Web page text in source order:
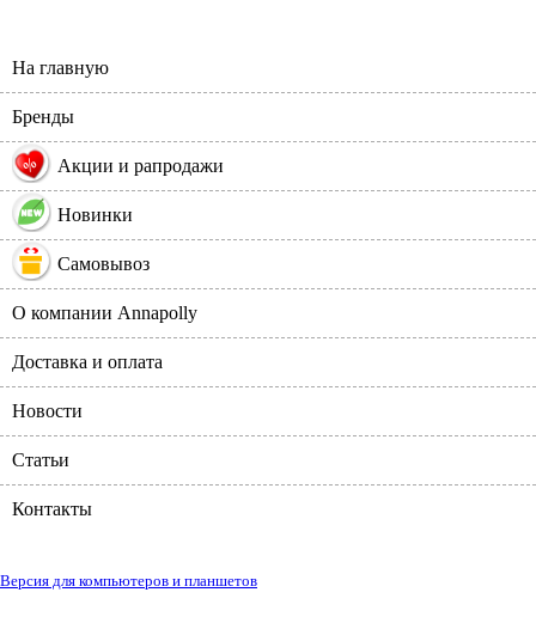
На главную
Бренды
% Акции и рапродажи
Новинки
Самовывоз
О компании Annapolly
Доставка и оплата
Новости
Статьи
Контакты
Версия для компьютеров и планшетов